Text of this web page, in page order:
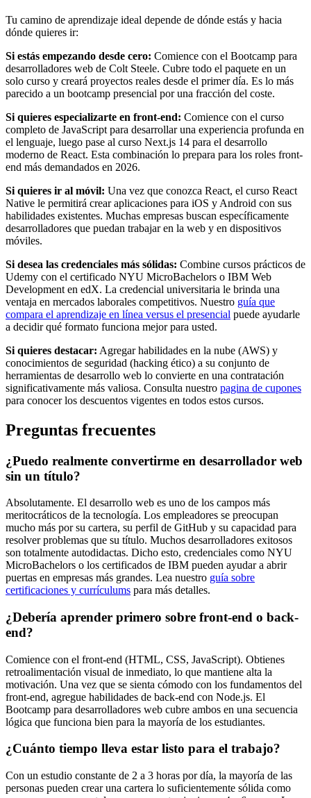
Tu camino de aprendizaje ideal depende de dónde estás y hacia
dónde quieres ir:
Si estás empezando desde cero: Comience con el Bootcamp para
desarrolladores web de Colt Steele. Cubre todo el paquete en un
solo curso y creará proyectos reales desde el primer día. Es lo más
parecido a un bootcamp presencial por una fracción del coste.
Si quieres especializarte en front-end: Comience con el curso
completo de JavaScript para desarrollar una experiencia profunda en
el lenguaje, luego pase al curso Next.js 14 para el desarrollo
moderno de React. Esta combinación lo prepara para los roles front-
end más demandados en 2026.
Si quieres ir al móvil: Una vez que conozca React, el curso React
Native le permitirá crear aplicaciones para iOS y Android con sus
habilidades existentes. Muchas empresas buscan específicamente
desarrolladores que puedan trabajar en la web y en dispositivos
móviles.
Si desea las credenciales más sólidas: Combine cursos prácticos de
Udemy con el certificado NYU MicroBachelors o IBM Web
Development en edX. La credencial universitaria le brinda una
ventaja en mercados laborales competitivos. Nuestro guía que
compara el aprendizaje en línea versus el presencial puede ayudarle
a decidir qué formato funciona mejor para usted.
Si quieres destacar: Agregar habilidades en la nube (AWS) y
conocimientos de seguridad (hacking ético) a su conjunto de
herramientas de desarrollo web lo convierte en una contratación
significativamente más valiosa. Consulta nuestro pagina de cupones
para conocer los descuentos vigentes en todos estos cursos.
Preguntas frecuentes
¿Puedo realmente convertirme en desarrollador web
sin un título?
Absolutamente. El desarrollo web es uno de los campos más
meritocráticos de la tecnología. Los empleadores se preocupan
mucho más por su cartera, su perfil de GitHub y su capacidad para
resolver problemas que su título. Muchos desarrolladores exitosos
son totalmente autodidactas. Dicho esto, credenciales como NYU
MicroBachelors o los certificados de IBM pueden ayudar a abrir
puertas en empresas más grandes. Lea nuestro guía sobre
certificaciones y currículums para más detalles.
¿Debería aprender primero sobre front-end o back-
end?
Comience con el front-end (HTML, CSS, JavaScript). Obtienes
retroalimentación visual de inmediato, lo que mantiene alta la
motivación. Una vez que se sienta cómodo con los fundamentos del
front-end, agregue habilidades de back-end con Node.js. El
Bootcamp para desarrolladores web cubre ambos en una secuencia
lógica que funciona bien para la mayoría de los estudiantes.
¿Cuánto tiempo lleva estar listo para el trabajo?
Con un estudio constante de 2 a 3 horas por día, la mayoría de las
personas pueden crear una cartera lo suficientemente sólida como